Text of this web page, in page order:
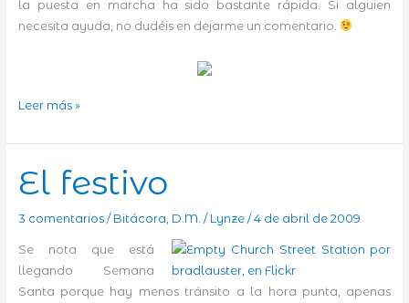
la puesta en marcha ha sido bastante rápida. Si alguien
necesita ayuda, no dudéis en dejarme un comentario.
Tortilla
su
bocadillo
en
Leer más »
El festivo
3 comentarios / Bitácora D.M. / Lynze / 4 de abril de 2009
Se nota que está
llegando Semana
Santa porque hay menos tránsito a la hora punta, apenas